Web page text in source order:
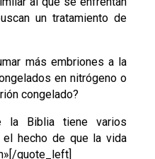
un tratamiento de
más embriones a la
en nitrógeno o
congelado?
la Biblia tiene varios
hecho de que la vida
quote_left]